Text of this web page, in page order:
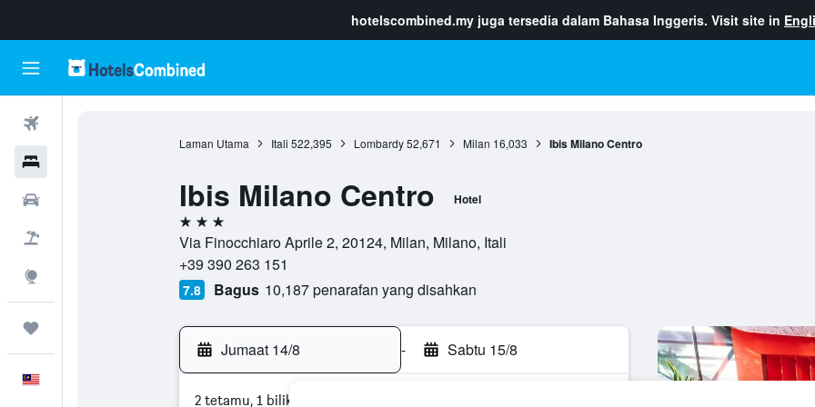
hotelscombined.my juga tersedia dalam Bahasa Inggeris. Visit site in
Laman Utama Itali 522,395 Lombardy 52,671 Milan 16,033 Ibis Milano Centro
Ibis Milano Centro Hotel
3 bintang
Via Finocchiaro Aprile 2, 20124, Milan, Milano, Itali
+39 390 263 151
7.8 Bagus 10,187 penarafan yang disahkan
Jumaat 14/8 - Sabtu 15/8
2 tetamu, 1 bilik